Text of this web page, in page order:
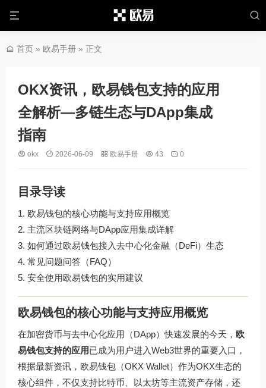
首页 » 欧易手册 » 正文
OKX资讯，欧易钱包支持的应用
全解析—多链生态与DApp集成
指南
okx 2026-06-09 欧易手册 43 0
目录导读
欧易钱包的核心功能与支持应用概览
主流区块链网络与DApp应用集成详解
如何通过欧易钱包接入去中心化金融（DeFi）生态
常见问题问答（FAQ）
安全使用欧易钱包的实用建议
欧易钱包的核心功能与支持应用概览
在加密货币与去中心化应用（DApp）快速发展的今天， 欧
易钱包支持的应用已成为用户进入Web3世界的重要入口，
根据最新资讯，欧易钱包（OKX Wallet）作为OKX生态的
核心组件，不仅支持比特币、以太坊等主流资产存储，还